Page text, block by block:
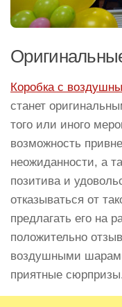
Коробка с
станет
того или иного
возможность
неожиданности, а
позитива и
отказываться от
предлагать его на
положительно
воздушными
приятные